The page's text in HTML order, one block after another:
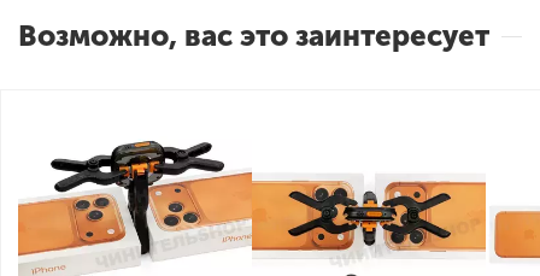
Возможно, вас это заинтересует